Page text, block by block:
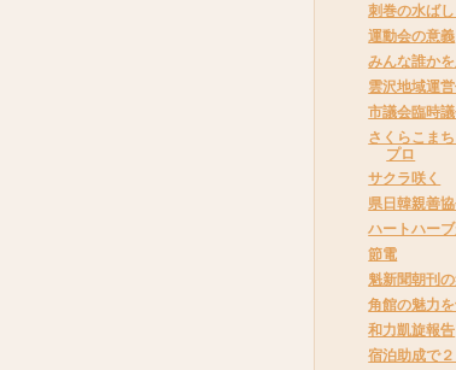
刺巻の水ば
運動会の意義
みんな誰か
雲沢地域運
市議会臨時
さくらこま
プロ
サクラ咲く
県日韓親善
ハートハー
節電
魁新聞朝刊
角館の魅力
和力凱旋報告
宿泊助成で